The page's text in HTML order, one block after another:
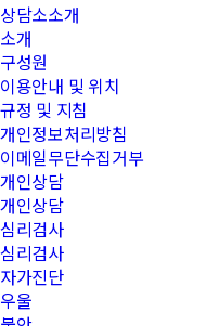
상담소소개
소개
구성원
이용안내 및 위치
규정 및 지침
개인정보처리방침
이메일무단수집거부
개인상담
개인상담
심리검사
심리검사
자가진단
우울